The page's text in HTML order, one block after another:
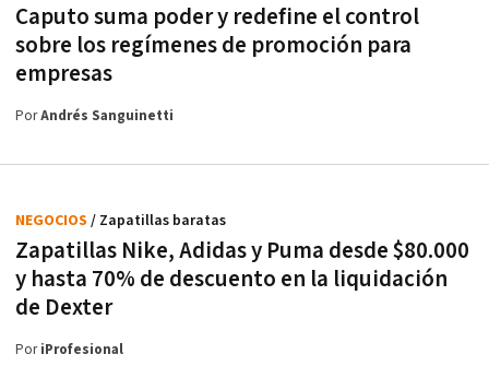
Caputo suma poder y redefine el control
sobre los regímenes de promoción para
empresas
PorAndrés Sanguinetti
Zapatillas Nike, Adidas y Puma desde $80.000
y hasta 70% de descuento en la liquidación
de Dexter
NEGOCIOS / Zapatillas baratas
PoriProfesional